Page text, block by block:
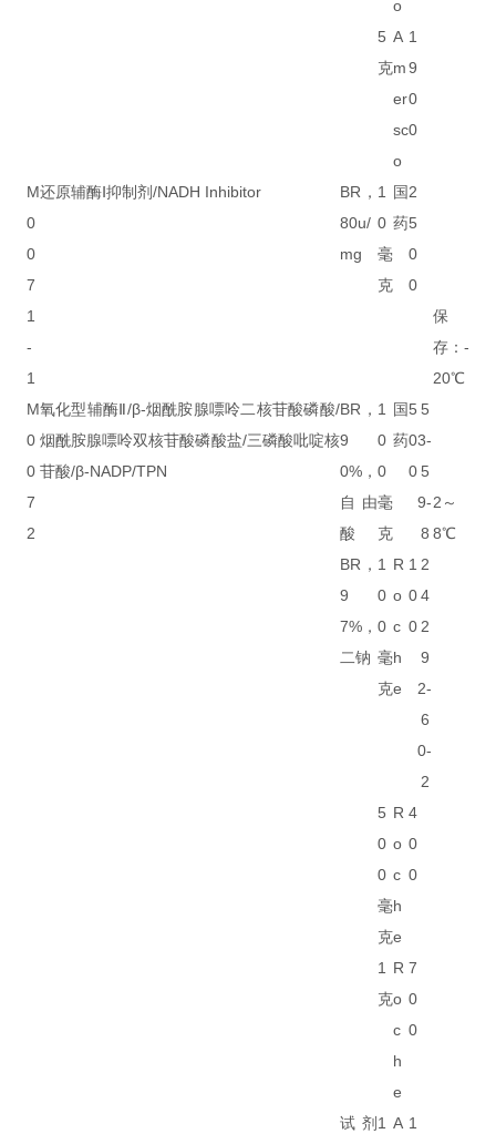
o
5
克
A
m
er
sc
o
1
9
0
0
M
0
0
7
1
-
1
还原辅酶Ⅰ抑制剂/NADH Inhibitor
BR，
80u/
mg
1
0
毫
克
国
药
2
5
0
0
保
存：-
20℃
M
0
0
7
2
氧化型辅酶Ⅱ/β-烟酰胺腺嘌呤二核苷酸磷酸/
烟酰胺腺嘌呤双核苷酸磷酸盐/三磷酸吡啶核
苷酸/β-NADP/TPN
BR，
9
0%，
自由
酸
1
0
0
毫
克
国
药
5
0
0
5
3-
5
9-
8
2～
8℃
BR，
9
7%，
二钠
1
0
0
毫
克
R
o
c
h
e
1
0
0
2
4
2
9
2-
6
0-
2
5
0
0
毫
克
R
o
c
h
e
4
0
0
1
克
R
o
c
h
e
7
0
0
试剂 1 A 1